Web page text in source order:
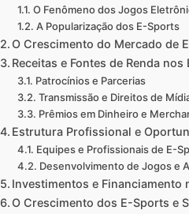
O Fenômeno dos Jogos
A Popularização dos E-Sports
O Crescimento do Mercado de
Receitas e Fontes de Renda nos
Patrocínios e Parcerias
Transmissão e Direitos de
Prêmios em Dinheiro e
Estrutura Profissional e
Equipes e Profissionais de E-
Desenvolvimento de Jogos e
Investimentos e Financiamento
O Crescimento dos E-Sports e